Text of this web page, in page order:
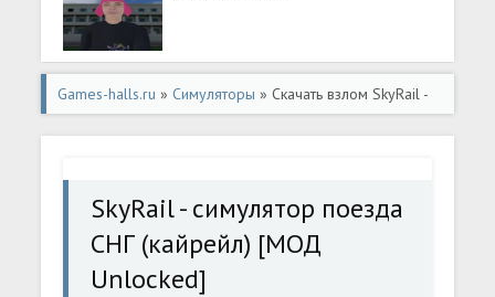
Games-halls.ru » Симуляторы » Скачать взлом SkyRail -
симулятор поезда СНГ (кайрейл) [МОД Unlocked] -
SkyRail - симулятор поезда
СНГ (кайрейл) [МОД
Unlocked]